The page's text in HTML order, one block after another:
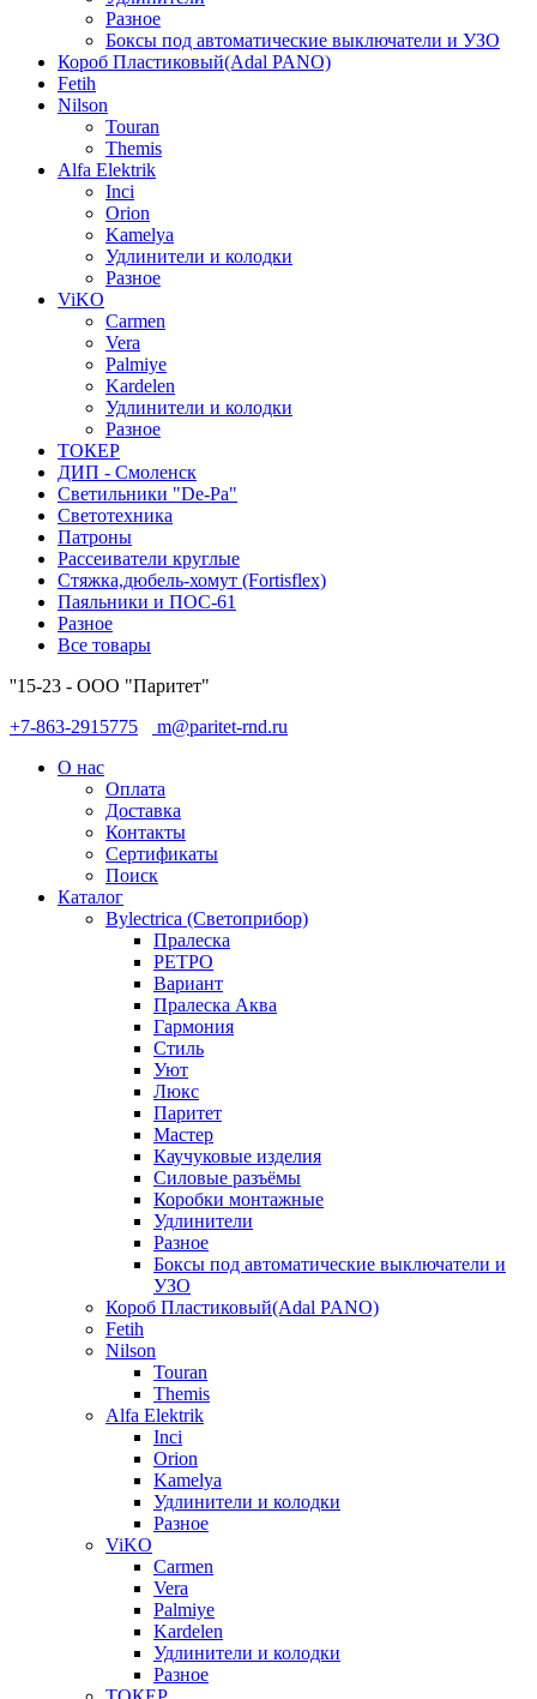
Разное
Боксы под автоматические выключатели и УЗО
Короб Пластиковый(Adal PANO)
Fetih
Nilson
Touran
Themis
Alfa Elektrik
Inci
Orion
Kamelya
Удлинители и колодки
Разное
ViKO
Carmen
Vera
Palmiye
Kardelen
Удлинители и колодки
Разное
ТОКЕР
ДИП - Смоленск
Светильники "De-Pa"
Светотехника
Патроны
Рассеиватели круглые
Стяжка,дюбель-хомут (Fortisflex)
Паяльники и ПОС-61
Разное
Все товары
''15-23 - ООО "Паритет"
+7-863-2915775
m@paritet-rnd.ru
О нас
Оплата
Доставка
Контакты
Сертификаты
Поиск
Каталог
Bylectrica (Светоприбор)
Пралеска
РЕТРО
Вариант
Пралеска Аква
Гармония
Стиль
Уют
Люкс
Паритет
Мастер
Каучуковые изделия
Силовые разъёмы
Коробки монтажные
Удлинители
Разное
Боксы под автоматические выключатели и
УЗО
Короб Пластиковый(Adal PANO)
Fetih
Nilson
Touran
Themis
Alfa Elektrik
Inci
Orion
Kamelya
Удлинители и колодки
Разное
ViKO
Carmen
Vera
Palmiye
Kardelen
Удлинители и колодки
Разное